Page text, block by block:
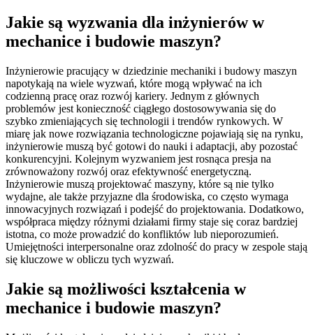
Jakie są wyzwania dla inżynierów w
mechanice i budowie maszyn?
Inżynierowie pracujący w dziedzinie mechaniki i budowy maszyn
napotykają na wiele wyzwań, które mogą wpływać na ich
codzienną pracę oraz rozwój kariery. Jednym z głównych
problemów jest konieczność ciągłego dostosowywania się do
szybko zmieniających się technologii i trendów rynkowych. W
miarę jak nowe rozwiązania technologiczne pojawiają się na rynku,
inżynierowie muszą być gotowi do nauki i adaptacji, aby pozostać
konkurencyjni. Kolejnym wyzwaniem jest rosnąca presja na
zrównoważony rozwój oraz efektywność energetyczną.
Inżynierowie muszą projektować maszyny, które są nie tylko
wydajne, ale także przyjazne dla środowiska, co często wymaga
innowacyjnych rozwiązań i podejść do projektowania. Dodatkowo,
współpraca między różnymi działami firmy staje się coraz bardziej
istotna, co może prowadzić do konfliktów lub nieporozumień.
Umiejętności interpersonalne oraz zdolność do pracy w zespole stają
się kluczowe w obliczu tych wyzwań.
Jakie są możliwości kształcenia w
mechanice i budowie maszyn?